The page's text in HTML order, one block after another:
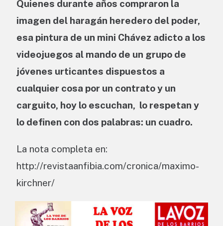
Quienes durante años compraron la
imagen del haragán heredero del poder,
esa pintura de un mini Chávez adicto a los
videojuegos al mando de un grupo de
jóvenes urticantes dispuestos a
cualquier cosa por un contrato y un
carguito, hoy lo escuchan, lo respetan y
lo definen con dos palabras: un cuadro.
La nota completa en:
http://revistaanfibia.com/cronica/maximo-
kirchner/